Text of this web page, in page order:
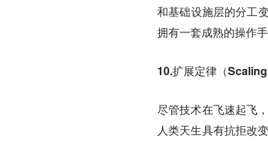
和基础设施层的分工
拥有一套成熟的操作
10.扩展定律（
尽管技术在飞速起飞
人类天生具有抗拒改